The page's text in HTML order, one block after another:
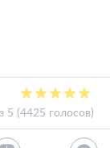
5 (4425 голосов)